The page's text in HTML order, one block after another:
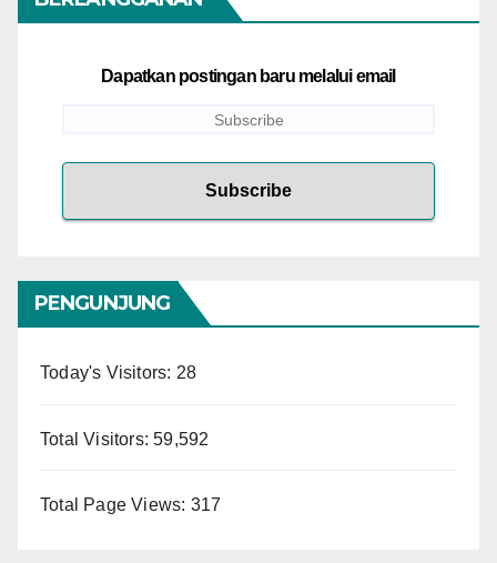
Dapatkan postingan baru melalui email
PENGUNJUNG
Today's Visitors: 28
Total Visitors:59,592
Total Page Views: 317